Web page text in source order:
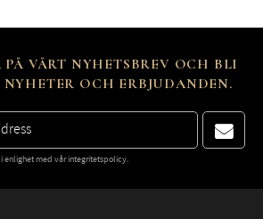
PÅ VÅRT NYHETSBREV OCH BLI
OCH ERBJUDANDEN.
enlighet med vårintegritetspolicy.